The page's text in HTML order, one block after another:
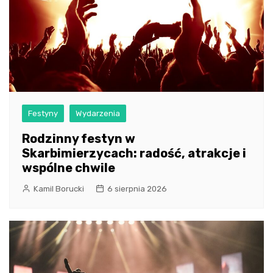
Festyny Wydarzenia
Rodzinny festyn w
Skarbimierzycach: radość, atrakcje i
wspólne chwile
Kamil Borucki 6 sierpnia 2026